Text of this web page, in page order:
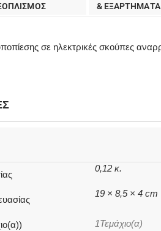
& ΕΞΑΡΤΗΜΑΤΑ
σε ηλεκτρικές σκούπες
0,12 κ.
19 × 8,5 × 4 cm
1Τεμάχιο(α)